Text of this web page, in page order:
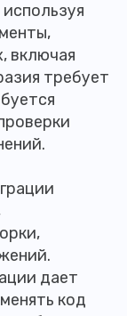
включая
требует
дает
код